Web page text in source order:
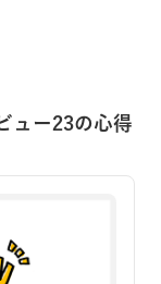
ュー23の心得